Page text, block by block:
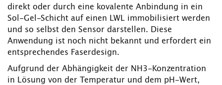
direkt oder durch eine kovalente Anbindung in ein
Sol-Gel-Schicht auf einen LWL immobilisiert werden
und so selbst den Sensor darstellen. Diese
Anwendung ist noch nicht bekannt und erfordert ein
entsprechendes Faserdesign.
Aufgrund der Abhängigkeit der NH3-Konzentration
in Lösung von der Temperatur und dem pH-Wert,